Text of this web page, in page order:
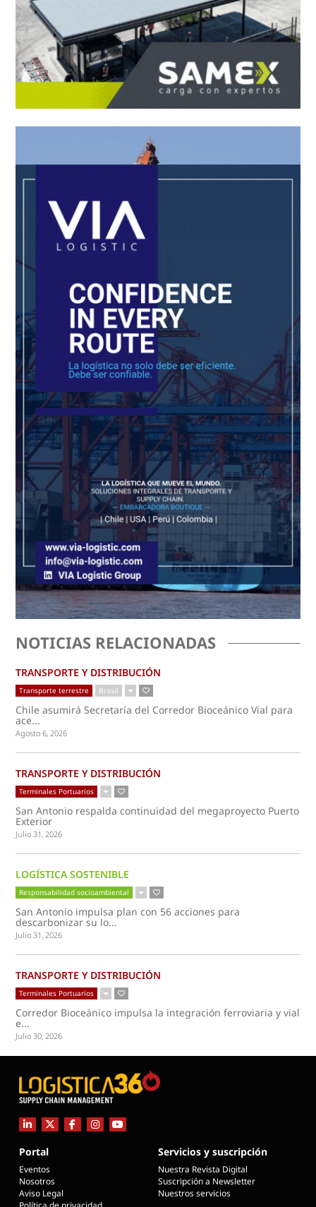
NOTICIAS RELACIONADAS
TRANSPORTE Y DISTRIBUCIÓN
Transporte terrestre Brasil
Chile asumirá Secretaría del Corredor Bioceánico Vial para
ace...
Agosto 6, 2026
TRANSPORTE Y DISTRIBUCIÓN
Terminales Portuarios
San Antonio respalda continuidad del megaproyecto Puerto
Exterior
Julio 31, 2026
LOGÍSTICA SOSTENIBLE
Responsabilidad socioambiental
San Antonio impulsa plan con 56 acciones para
descarbonizar su lo...
Julio 31, 2026
TRANSPORTE Y DISTRIBUCIÓN
Terminales Portuarios
Corredor Bioceánico impulsa la integración ferroviaria y vial
e...
Julio 30, 2026
Portal
Eventos
Nosotros
Aviso Legal
Servicios y suscripción
Nuestra Revista Digital
Suscripción a Newsletter
Nuestros servicios